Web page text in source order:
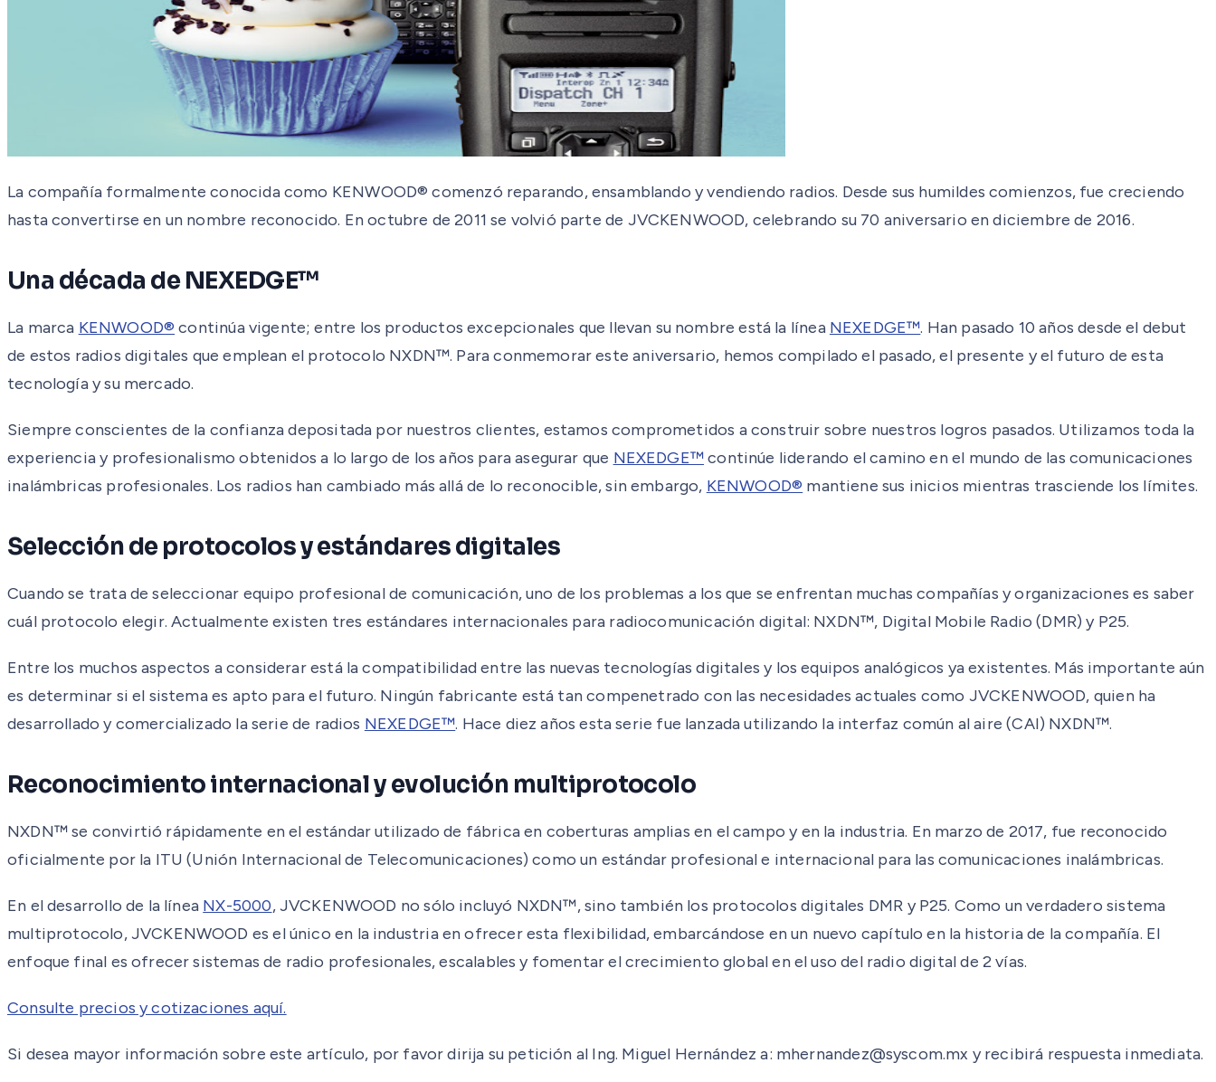
La compañía formalmente conocida como KENWOOD® comenzó reparando, ensamblando y vendiendo radios. Desde sus humildes comienzos, fue creciendo
hasta convertirse en un nombre reconocido. En octubre de 2011 se volvió parte de JVCKENWOOD, celebrando su 70 aniversario en diciembre de 2016.
Una década de NEXEDGE™
La marca KENWOOD® continúa vigente; entre los productos excepcionales que llevan su nombre está la línea NEXEDGE™. Han pasado 10 años desde el debut
de estos radios digitales que emplean el protocolo NXDN™. Para conmemorar este aniversario, hemos compilado el pasado, el presente y el futuro de esta
tecnología y su mercado.
Siempre conscientes de la confianza depositada por nuestros clientes, estamos comprometidos a construir sobre nuestros logros pasados. Utilizamos toda la
experiencia y profesionalismo obtenidos a lo largo de los años para asegurar que NEXEDGE™continúe liderando el camino en el mundo de las comunicaciones
inalámbricas profesionales. Los radios han cambiado más allá de lo reconocible, sin embargo, KENWOOD® mantiene sus inicios mientras trasciende los límites.
Selección de protocolos y estándares digitales
Cuando se trata de seleccionar equipo profesional de comunicación, uno de los problemas a los que se enfrentan muchas compañías y organizaciones es saber
cuál protocolo elegir. Actualmente existen tres estándares internacionales para radiocomunicación digital: NXDN™, Digital Mobile Radio (DMR) y P25.
Entre los muchos aspectos a considerar está la compatibilidad entre las nuevas tecnologías digitales y los equipos analógicos ya existentes. Más importante aún
es determinar si el sistema es apto para el futuro. Ningún fabricante está tan compenetrado con las necesidades actuales como JVCKENWOOD, quien ha
desarrollado y comercializado la serie de radios NEXEDGE™. Hace diez años esta serie fue lanzada utilizando la interfaz común al aire (CAI) NXDN™.
Reconocimiento internacional y evolución multiprotocolo
NXDN™ se convirtió rápidamente en el estándar utilizado de fábrica en coberturas amplias en el campo y en la industria. En marzo de 2017, fue reconocido
oficialmente por la ITU (Unión Internacional de Telecomunicaciones) como un estándar profesional e internacional para las comunicaciones inalámbricas.
En el desarrollo de la línea NX-5000, JVCKENWOOD no sólo incluyó NXDN™, sino también los protocolos digitales DMR y P25. Como un verdadero sistema
multiprotocolo, JVCKENWOOD es el único en la industria en ofrecer esta flexibilidad, embarcándose en un nuevo capítulo en la historia de la compañía. El
enfoque final es ofrecer sistemas de radio profesionales, escalables y fomentar el crecimiento global en el uso del radio digital de 2 vías.
Consulte precios y cotizaciones aquí.
Si desea mayor información sobre este artículo, por favor dirija su petición al Ing. Miguel Hernández a: mhernandez@syscom.mx y recibirá respuesta inmediata.